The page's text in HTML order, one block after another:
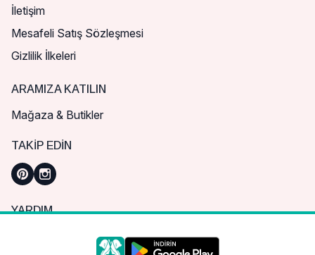
İletişim
Mesafeli Satış Sözleşmesi
Gizlilik İlkeleri
ARAMIZA KATILIN
Mağaza & Butikler
TAKIP EDIN
YARDIM
Sık Sorulan Sorular